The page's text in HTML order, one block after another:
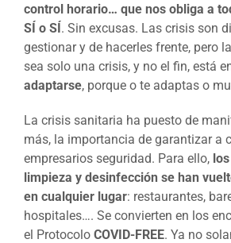
control horario… que nos obliga a
SÍ o SÍ. Sin excusas. Las crisis son
gestionar y de hacerles frente, pero
sea solo una crisis, y no el fin, está
adaptarse, porque o te adaptas o
La crisis sanitaria ha puesto de
más, la importancia de garantizar a
empresarios seguridad. Para ello,
limpieza y desinfección se han
en cualquier lugar: restaurantes,
hospitales…. Se convierten en los
el Protocolo COVID-FREE. Ya no